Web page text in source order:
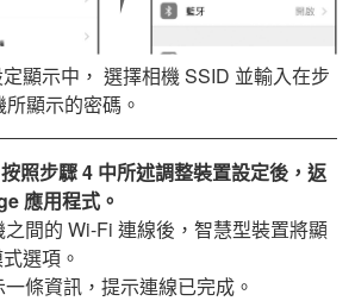
顯示中， 選擇相機 SSID 並輸入在步
顯示的密碼。
照步驟 4 中所述調整裝置設定後，返
應用程式。
之間的 Wi-Fi 連線後，智慧型裝置將顯
選項。
條資訊，提示連線已完成。